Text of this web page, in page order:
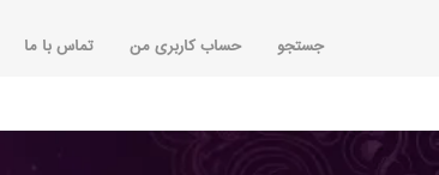
جستجو حساب کاربری من تماس با ما